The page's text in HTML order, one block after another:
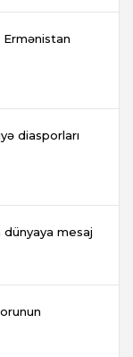
diasporları
dünyaya mesaj